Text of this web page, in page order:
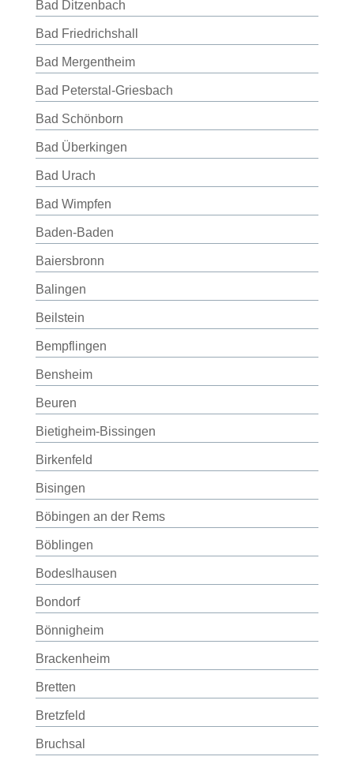
Bad Ditzenbach
Bad Friedrichshall
Bad Mergentheim
Bad Peterstal-Griesbach
Bad Schönborn
Bad Überkingen
Bad Urach
Bad Wimpfen
Baden-Baden
Baiersbronn
Balingen
Beilstein
Bempflingen
Bensheim
Beuren
Bietigheim-Bissingen
Birkenfeld
Bisingen
Böbingen an der Rems
Böblingen
Bodeslhausen
Bondorf
Bönnigheim
Brackenheim
Bretten
Bretzfeld
Bruchsal